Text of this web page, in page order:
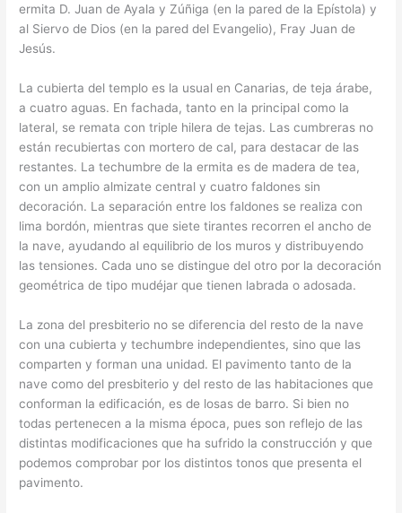
ermita D. Juan de Ayala y Zúñiga (en la pared de la Epístola) y
al Siervo de Dios (en la pared del Evangelio), Fray Juan de
Jesús.
La cubierta del templo es la usual en Canarias, de teja árabe,
a cuatro aguas. En fachada, tanto en la principal como la
lateral, se remata con triple hilera de tejas. Las cumbreras no
están recubiertas con mortero de cal, para destacar de las
restantes. La techumbre de la ermita es de madera de tea,
con un amplio almizate central y cuatro faldones sin
decoración. La separación entre los faldones se realiza con
lima bordón, mientras que siete tirantes recorren el ancho de
la nave, ayudando al equilibrio de los muros y distribuyendo
las tensiones. Cada uno se distingue del otro por la decoración
geométrica de tipo mudéjar que tienen labrada o adosada.
La zona del presbiterio no se diferencia del resto de la nave
con una cubierta y techumbre independientes, sino que las
comparten y forman una unidad. El pavimento tanto de la
nave como del presbiterio y del resto de las habitaciones que
conforman la edificación, es de losas de barro. Si bien no
todas pertenecen a la misma época, pues son reflejo de las
distintas modificaciones que ha sufrido la construcción y que
podemos comprobar por los distintos tonos que presenta el
pavimento.